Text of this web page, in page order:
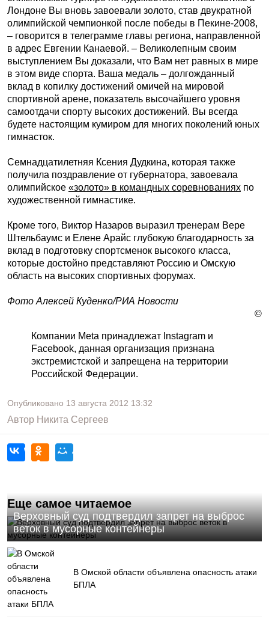
Лондоне Вы вновь завоевали золото, став двукратной
олимпийской чемпионкой после победы в Пекине-2008,
– говорится в телеграмме главы региона, направленной
в адрес Евгении Канаевой. – Великолепным своим
выступлением Вы доказали, что Вам нет равных в мире
в этом виде спорта. Ваша медаль – долгожданный
вклад в копилку достижений омичей на мировой
спортивной арене, показатель высочайшего уровня
самоотдачи спорту высоких достижений. Вы всегда
будете настоящим кумиром для многих поколений юных
гимнасток.
Семнадцатилетняя Ксения Дудкина, которая также
получила поздравление от губернатора, завоевала
олимпийское «золото» в командных соревнованиях по
художественной гимнастике.
Кроме того, Виктор Назаров выразил тренерам Вере
Штельбаумс и Елене Арайс глубокую благодарность за
вклад в подготовку спортсменок высокого класса,
которые достойно представляют Россию и Омскую
область на высоких спортивных форумах.
Фото Алексей Куденко/РИА Новости
©
Компании Meta принадлежат Instagram и
Facebook, данная организация признана
экстремистской и запрещена на территории
Российской Федерации.
Опубликовано 13 августа 2012 13:32
Автор Никита Сергеев
Еще самое читаемое
Верховный суд подтвердил запрет на выброс
веток в мусорные контейнеры
В Омской области объявлена опасность атаки
БПЛА